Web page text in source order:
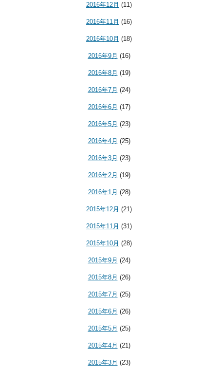
2016年12月 (11)
2016年11月 (16)
2016年10月 (18)
2016年9月 (16)
2016年8月 (19)
2016年7月 (24)
2016年6月 (17)
2016年5月 (23)
2016年4月 (25)
2016年3月 (23)
2016年2月 (19)
2016年1月 (28)
2015年12月 (21)
2015年11月 (31)
2015年10月 (28)
2015年9月 (24)
2015年8月 (26)
2015年7月 (25)
2015年6月 (26)
2015年5月 (25)
2015年4月 (21)
2015年3月 (23)